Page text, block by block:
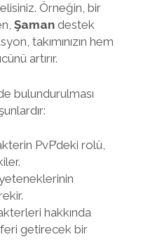
Örneğin, bir
Şamandestek
takımınızın hem
artırır.
bulundurulması
PvP’deki rolü,
hakkında
getirecek bir